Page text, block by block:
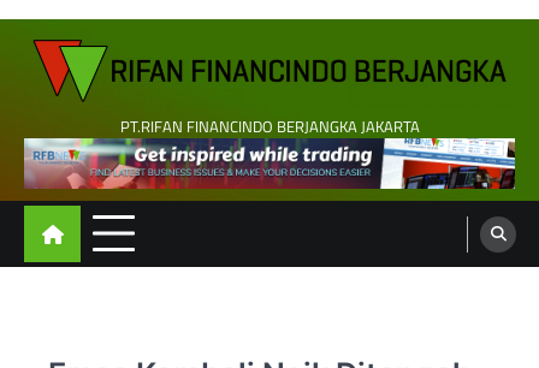
Skip
content
PT.RIFAN FINANCINDO BERJANGKA JAKARTA